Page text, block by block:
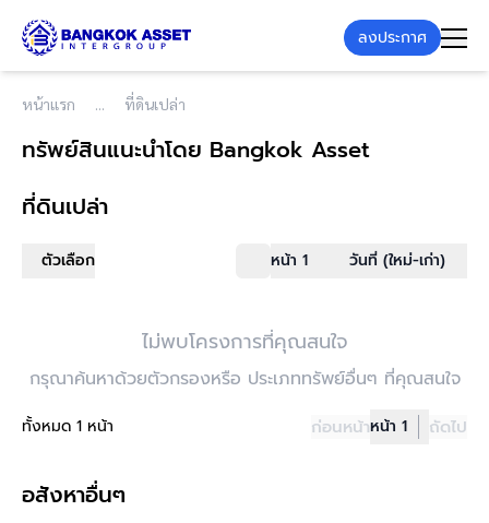
ลงประกาศ
หน้าแรก ที่ดินเปล่า
ทรัพย์สินแนะนำโดย Bangkok Asset
ที่ดินเปล่า
ตัวเลือก หน้า 1 วันที่ (ใหม่-เก่า)
ไม่พบโครงการที่คุณสนใจ
กรุณาค้นหาด้วยตัวกรองหรือ ประเภททรัพย์อื่นๆ ที่คุณสนใจ
ทั้งหมด 1 หน้า ก่อนหน้าหน้า 1 ถัดไป
อสังหาอื่นๆ